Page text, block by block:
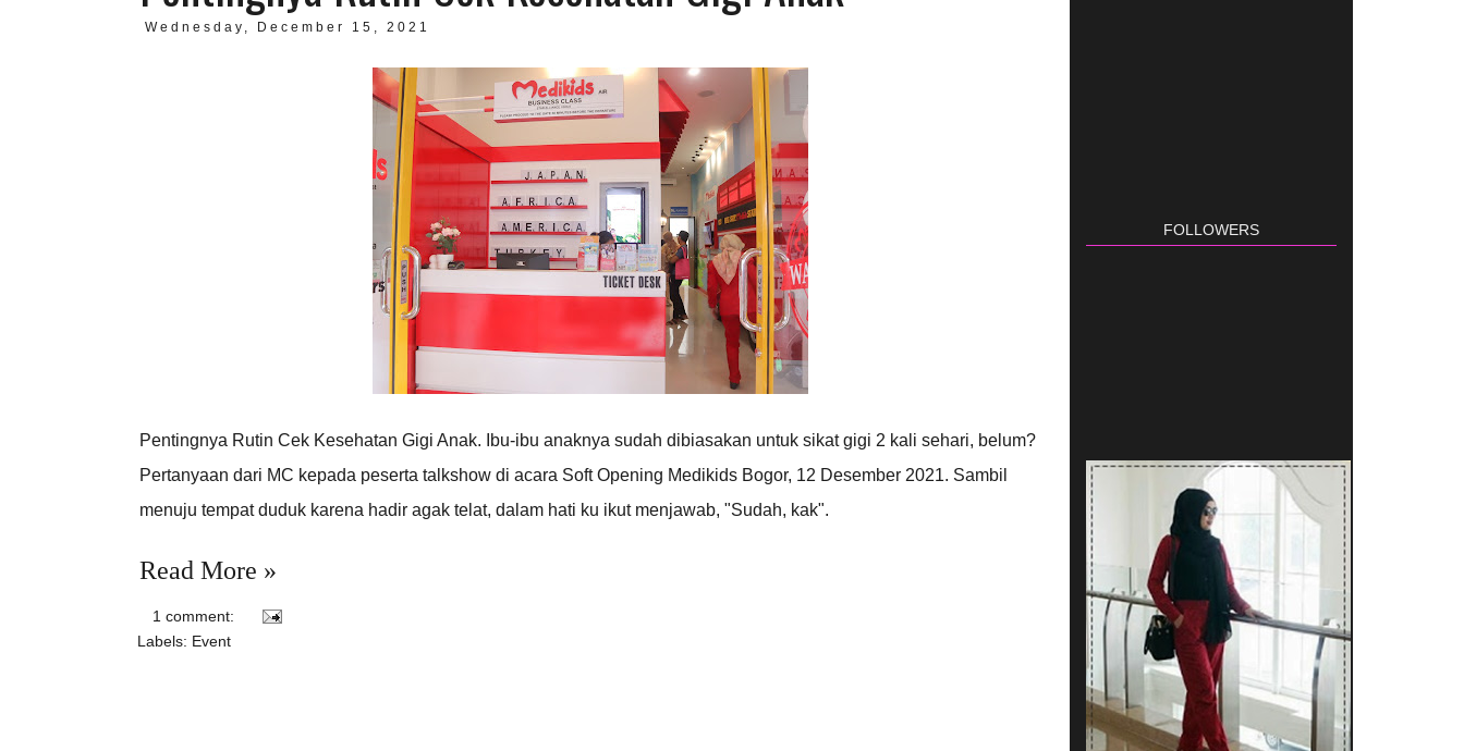
Wednesday, December 15, 2021
Pentingnya Rutin Cek Kesehatan Gigi Anak. Ibu-ibu anaknya sudah dibiasakan untuk sikat gigi 2 kali sehari, belum?
Pertanyaan dari MC kepada peserta talkshow di acara Soft Opening Medikids Bogor, 12 Desember 2021. Sambil
menuju tempat duduk karena hadir agak telat, dalam hati ku ikut menjawab, "Sudah, kak".
Read More »
1 comment:
Labels: Event
FOLLOWERS